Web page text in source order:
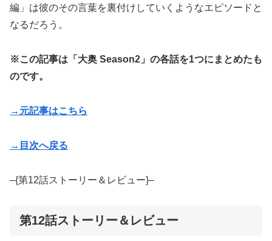
編」は彼のその言葉を裏付けしていくようなエピソードと
なるだろう。
※この記事は「大奥 Season2」の各話を1つにまとめたも
のです。
→元記事はこちら
→目次へ戻る
–{第12話ストーリー＆レビュー}–
第12話ストーリー＆レビュー